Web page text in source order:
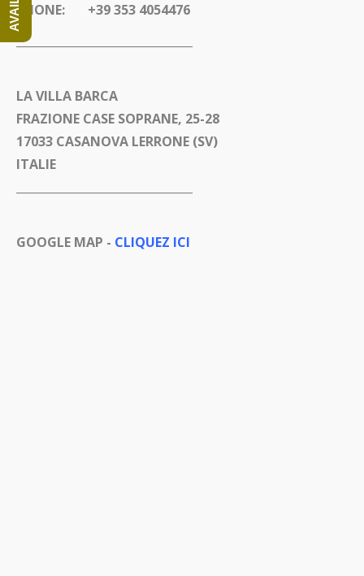
PHONE: +39 353 4054476
_______________________________
LA VILLA BARCA
FRAZIONE CASE SOPRANE, 25-28
17033 CASANOVA LERRONE (SV)
ITALIE
GOOGLE MAP - CLIQUEZ ICI